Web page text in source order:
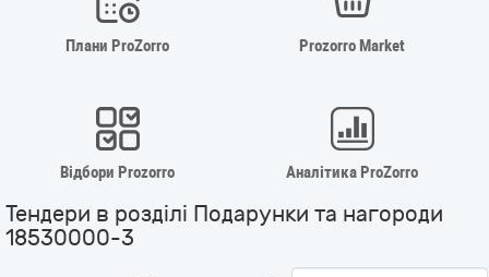
Плани ProZorro Prozorro Market
Відбори Prozorro Аналітика ProZorro
Тендери в розділі Подарунки та нагороди
18530000-3